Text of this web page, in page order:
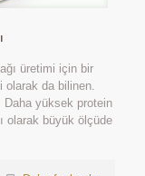
üretimi için bir
olarak da bilinen.
Daha yüksek protein
olarak büyük ölçüde